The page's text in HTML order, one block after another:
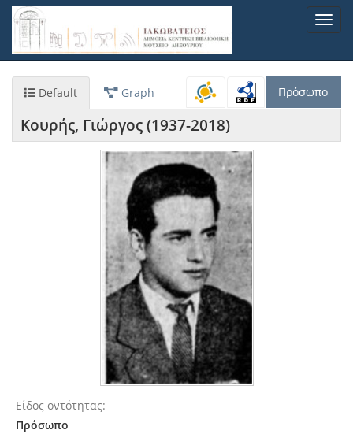
Παράκαμψη
προς
κυρίως
Default Graph Πρόσωπο
Κουρής, Γιώργος (1937-2018)
Είδος οντότητας
Πρόσωπο